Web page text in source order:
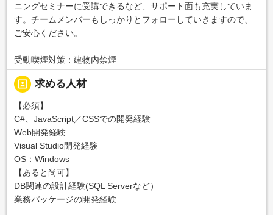
ニングセミナーに受講できるなど、サポート面も充実していま
す。チームメンバーもしっかりとフォローしていきますので、
ご安心ください。
受動喫煙対策：建物内禁煙
portrait 求める人材
【必須】
C#、JavaScript／CSSでの開発経験
Web開発経験
Visual Studio開発経験
OS：Windows
【あると尚可】
DB関連の設計経験(SQL Serverなど）
業務パッケージの開発経験